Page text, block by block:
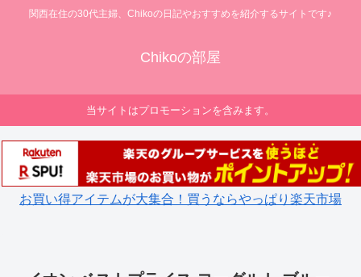
関西在住の30代主婦、Chikoの日記やおすすめを紹介するサイトです♪
Chikoの部屋
当サイトはプロモーションを含みます。
お買い得アイテムが大集合！買うならやっぱり楽天市場